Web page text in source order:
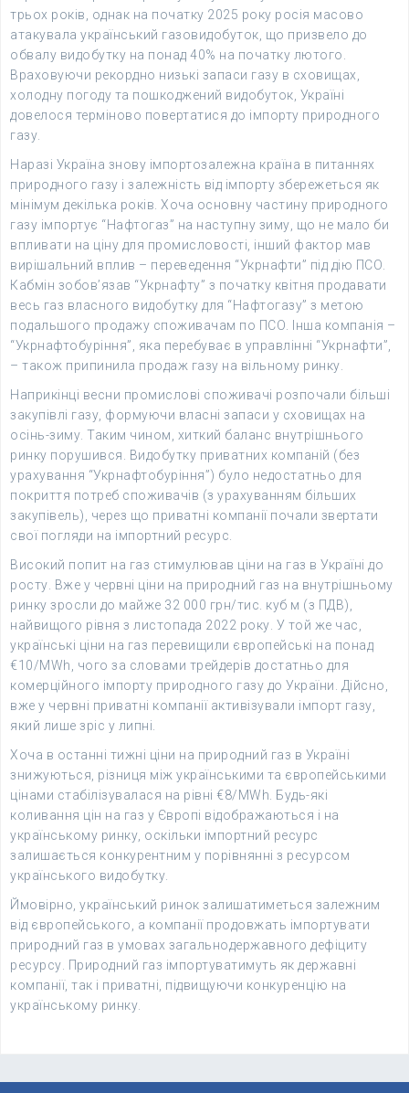
трьох років, однак на початку 2025 року росія масово
атакувала український газовидобуток, що призвело до
обвалу видобутку на понад 40% на початку лютого.
Враховуючи рекордно низькі запаси газу в сховищах,
холодну погоду та пошкоджений видобуток, Україні
довелося терміново повертатися до імпорту природного
газу.
Наразі Україна знову імпортозалежна країна в питаннях
природного газу і залежність від імпорту збережеться як
мінімум декілька років. Хоча основну частину природного
газу імпортує “Нафтогаз” на наступну зиму, що не мало би
впливати на ціну для промисловості, інший фактор мав
вирішальний вплив – переведення “Укрнафти” під дію ПСО.
Кабмін зобов’язав “Укрнафту” з початку квітня продавати
весь газ власного видобутку для “Нафтогазу” з метою
подальшого продажу споживачам по ПСО. Інша компанія –
“Укрнафтобуріння”, яка перебуває в управлінні “Укрнафти”,
– також припинила продаж газу на вільному ринку.
Наприкінці весни промислові споживачі розпочали більші
закупівлі газу, формуючи власні запаси у сховищах на
осінь-зиму. Таким чином, хиткий баланс внутрішнього
ринку порушився. Видобутку приватних компаній (без
урахування “Укрнафтобуріння”) було недостатньо для
покриття потреб споживачів (з урахуванням більших
закупівель), через що приватні компанії почали звертати
свої погляди на імпортний ресурс.
Високий попит на газ стимулював ціни на газ в Україні до
росту. Вже у червні ціни на природний газ на внутрішньому
ринку зросли до майже 32 000 грн/тис. куб м (з ПДВ),
найвищого рівня з листопада 2022 року. У той же час,
українські ціни на газ перевищили європейські на понад
€10/MWh, чого за словами трейдерів достатньо для
комерційного імпорту природного газу до України. Дійсно,
вже у червні приватні компанії активізували імпорт газу,
який лише зріс у липні.
Хоча в останні тижні ціни на природний газ в Україні
знижуються, різниця між українськими та європейськими
цінами стабілізувалася на рівні €8/MWh. Будь-які
коливання цін на газ у Європі відображаються і на
українському ринку, оскільки імпортний ресурс
залишається конкурентним у порівнянні з ресурсом
українського видобутку.
Ймовірно, український ринок залишатиметься залежним
від європейського, а компанії продовжать імпортувати
природний газ в умовах загальнодержавного дефіциту
ресурсу. Природний газ імпортуватимуть як державні
компанії, так і приватні, підвищуючи конкуренцію на
українському ринку.